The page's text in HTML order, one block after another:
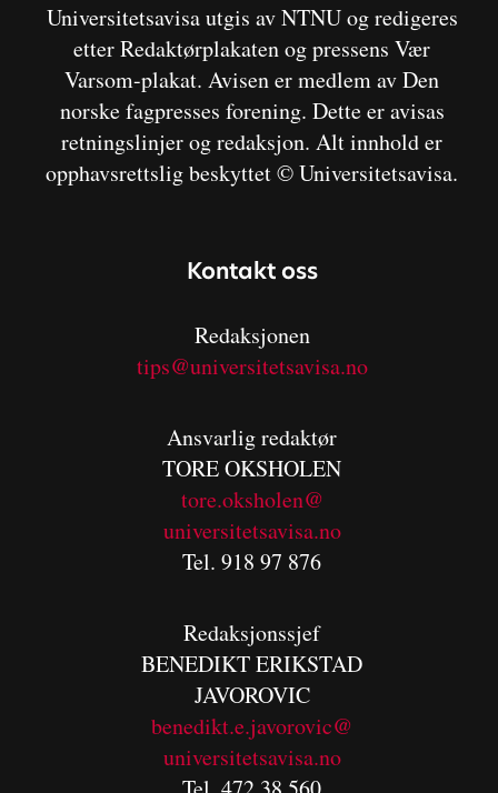
Universitetsavisa utgis av NTNU og redigeres
etter Redaktørplakaten og pressens Vær
Varsom-plakat. Avisen er medlem av Den
norske fagpresses forening. Dette er avisas
retningslinjer og redaksjon. Alt innhold er
opphavsrettslig beskyttet © Universitetsavisa.
Kontakt oss
Redaksjonen
tips@universitetsavisa.no
Ansvarlig redaktør
TORE OKSHOLEN
tore.oksholen@
universitetsavisa.no
Tel. 918 97 876
Redaksjonssjef
BENEDIKTERIKSTAD
JAVOROVIC
benedikt.e.javorovic@
universitetsavisa.no